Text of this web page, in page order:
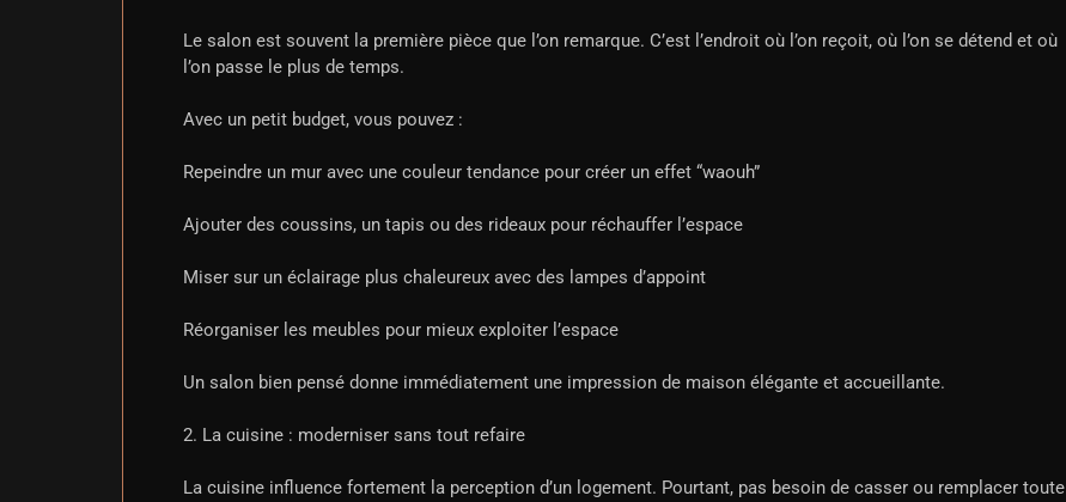
Le salon est souvent la première pièce que l’on remarque. C’est l’endroit où l’on reçoit, où l’on se détend et où
l’on passe le plus de temps.
Avec un petit budget, vous pouvez :
Repeindre un mur avec une couleur tendance pour créer un effet “waouh”
Ajouter des coussins, un tapis ou des rideaux pour réchauffer l’espace
Miser sur un éclairage plus chaleureux avec des lampes d’appoint
Réorganiser les meubles pour mieux exploiter l’espace
Un salon bien pensé donne immédiatement une impression de maison élégante et accueillante.
2. La cuisine : moderniser sans tout refaire
La cuisine influence fortement la perception d’un logement. Pourtant, pas besoin de casser ou remplacer toute